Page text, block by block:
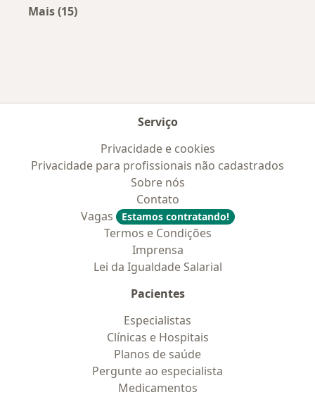
Mais (15)
Serviço
Privacidade e cookies
Privacidade para profissionais não cadastrados
Sobre nós
Contato
Vagas
Estamos contratando!
Termos e Condições
Imprensa
Lei da Igualdade Salarial
Pacientes
Especialistas
Clínicas e Hospitais
Planos de saúde
Pergunte ao especialista
Medicamentos